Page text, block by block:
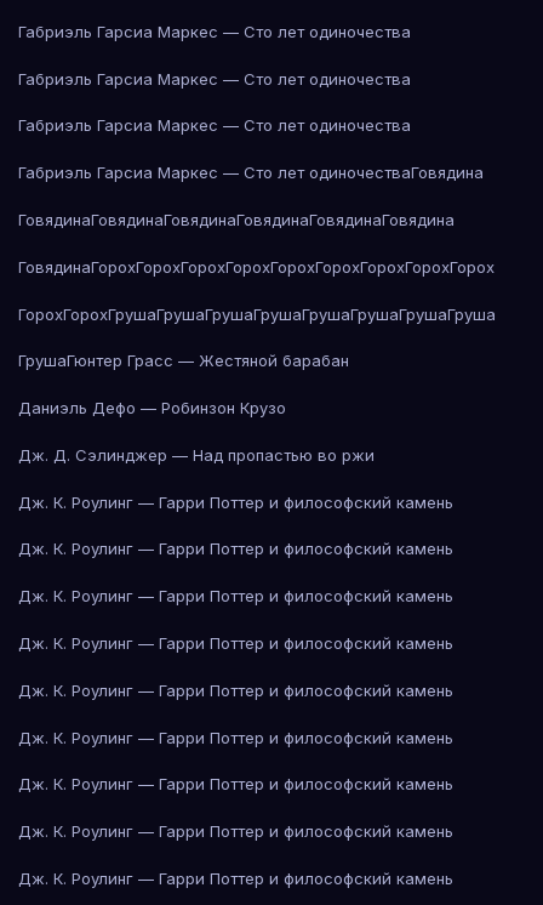
Габриэль Гарсиа Маркес — Сто лет одиночества
Габриэль Гарсиа Маркес — Сто лет одиночества
Габриэль Гарсиа Маркес — Сто лет одиночества
Габриэль Гарсиа Маркес — Сто лет одиночестваГовядина
ГовядинаГовядинаГовядинаГовядинаГовядинаГовядина
ГовядинаГорохГорохГорохГорохГорохГорохГорохГорохГорох
ГорохГорохГрушаГрушаГрушаГрушаГрушаГрушаГрушаГруша
ГрушаГюнтер Грасс — Жестяной барабан
Даниэль Дефо — Робинзон Крузо
Дж. Д. Сэлинджер — Над пропастью во ржи
Дж. К. Роулинг — Гарри Поттер и философский камень
Дж. К. Роулинг — Гарри Поттер и философский камень
Дж. К. Роулинг — Гарри Поттер и философский камень
Дж. К. Роулинг — Гарри Поттер и философский камень
Дж. К. Роулинг — Гарри Поттер и философский камень
Дж. К. Роулинг — Гарри Поттер и философский камень
Дж. К. Роулинг — Гарри Поттер и философский камень
Дж. К. Роулинг — Гарри Поттер и философский камень
Дж. К. Роулинг — Гарри Поттер и философский камень